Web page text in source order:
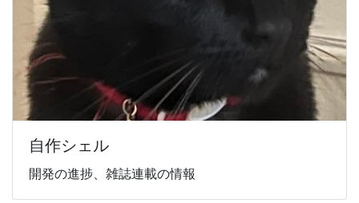
自作シェル
開発の進捗、雑誌連載の情報